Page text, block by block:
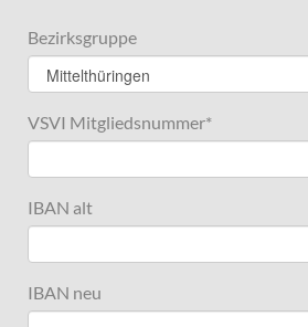
Bezirksgruppe
VSVI Mitgliedsnummer*
IBAN alt
IBAN neu